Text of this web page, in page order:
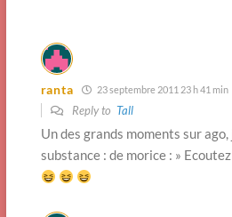
ranta 23 septembre 2011 23 h 41 min
Reply to Tall
Un des grands moments sur ago,
substance : de morice : »